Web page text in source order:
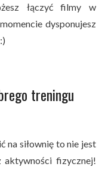
łączyć filmy w
dysponujesz
treningu
na siłownię to nie jest
aktywności fizycznej!